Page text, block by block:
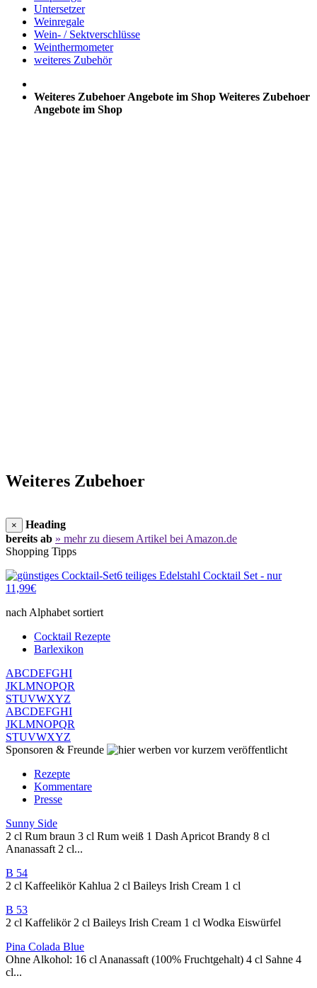
Untersetzer
Weinregale
Wein- / Sektverschlüsse
Weinthermometer
weiteres Zubehör
Weiteres Zubehoer Angebote im Shop Weiteres Zubehoer
Angebote im Shop
Weiteres Zubehoer
×
Heading
bereits ab » mehr zu diesem Artikel bei Amazon.de
Shopping Tipps
6 teiliges Edelstahl Cocktail Set - nur
11,99€
nach Alphabet sortiert
Cocktail Rezepte
Barlexikon
ABCDEFGHI
JKLMNOPQR
STUVWXYZ
ABCDEFGHI
JKLMNOPQR
STUVWXYZ
Sponsoren & Freunde
vor kurzem veröffentlicht
Rezepte
Kommentare
Presse
Sunny Side
2 cl Rum braun 3 cl Rum weiß 1 Dash Apricot Brandy 8 cl
Ananassaft 2 cl...
B 54
2 cl Kaffeelikör Kahlua 2 cl Baileys Irish Cream 1 cl
B 53
2 cl Kaffelikör 2 cl Baileys Irish Cream 1 cl Wodka Eiswürfel
Pina Colada Blue
Ohne Alkohol: 16 cl Ananassaft (100% Fruchtgehalt) 4 cl Sahne 4
cl...